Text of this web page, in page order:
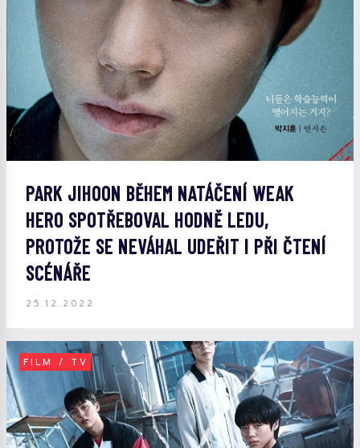
PARK JIHOON BĚHEM NATÁČENÍ WEAK
HERO SPOTŘEBOVAL HODNĚ LEDU,
PROTOŽE SE NEVÁHAL UDEŘIT I PŘI ČTENÍ
SCÉNÁŘE
25.12.2022
FILM / TV